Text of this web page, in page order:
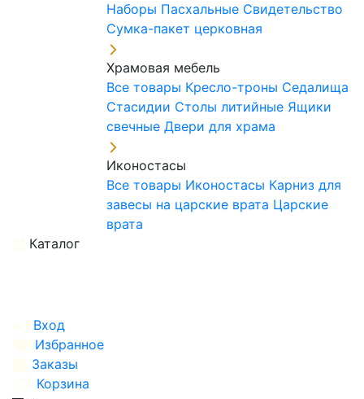
Наборы Пасхальные Свидетельство
Сумка-пакет церковная
Храмовая мебель
Все товары Кресло-троны Седалища
Стасидии Столы литийные Ящики
свечные Двери для храма
Иконостасы
Все товары Иконостасы Карниз для
завесы на царские врата Царские
врата
Каталог
Вход
Избранное
Заказы
Корзина